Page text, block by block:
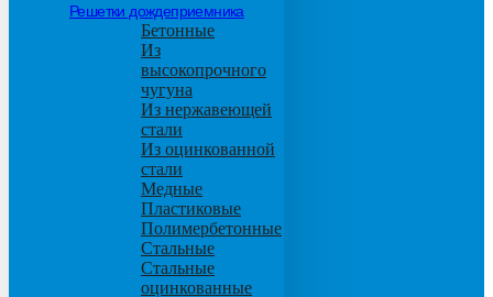
Решетки дождеприемника
Бетонные
Из
высокопрочного
чугуна
Из нержавеющей
стали
Из оцинкованной
стали
Медные
Пластиковые
Полимербетонные
Стальные
Стальные
оцинкованные